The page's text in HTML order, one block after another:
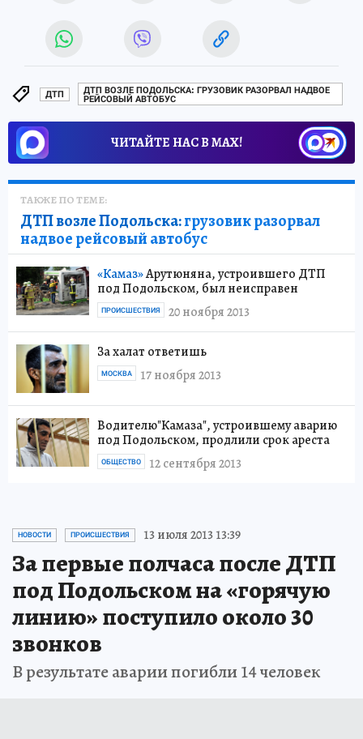
ДТП
ДТП ВОЗЛЕ ПОДОЛЬСКА: ГРУЗОВИК РАЗОРВАЛ НАДВОЕ
РЕЙСОВЫЙ АВТОБУС
ЧИТАЙТЕ НАС В МАХ!
ТАКЖЕ ПО ТЕМЕ:
ДТП возле Подольска:грузовик разорвал
надвое рейсовый автобус
«Камаз»Арутюняна, устроившего ДТП
под Подольском, был неисправен
20 ноября 2013
ПРОИСШЕСТВИЯ
За халат ответишь
17 ноября 2013
МОСКВА
Водителю"Камаза", устроившему аварию
под Подольском, продлили срок ареста
12 сентября 2013
ОБЩЕСТВО
НОВОСТИ ПРОИСШЕСТВИЯ 13 июля 2013 13:39
За первые полчаса после ДТП
под Подольском на «горячую
линию» поступило около 30
звонков
В результате аварии погибли 14 человек